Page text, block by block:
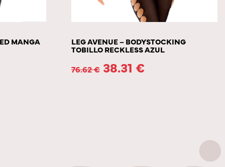
MANGA LEG AVENUE – BODYSTOCKING
TOBILLO RECKLESS AZUL
76.62€ 38.31 €